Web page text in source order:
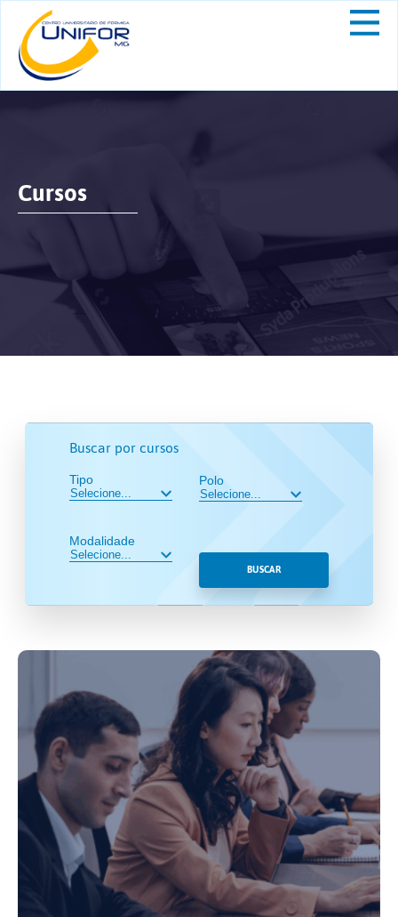
Cursos
Buscar por cursos
Tipo
Modalidade
Polo
BUSCAR